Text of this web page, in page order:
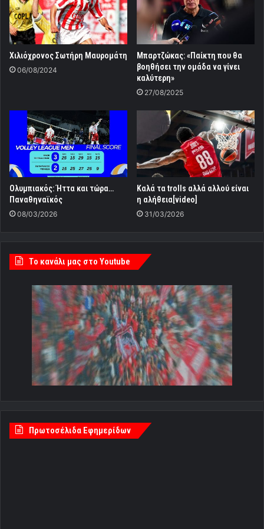
Χιλιόχρονος Σωτήρη Μαυρομάτη
06/08/2024
Μπαρτζώκας: «Παίκτη που θα
βοηθήσει την ομάδα να γίνει
καλύτερη»
27/08/2025
Ολυμπιακός: Ήττα και τώρα…
Παναθηναϊκός
08/03/2026
Καλά τα trolls αλλά αλλού είναι
η αλήθεια[video]
31/03/2026
Tο κανάλι μας στο Youtube
Πρωτοσέλιδα Εφημερίδων